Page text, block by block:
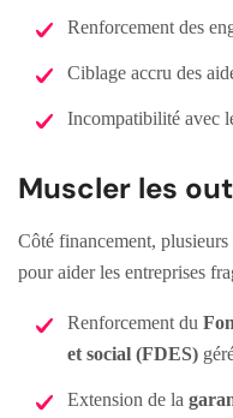
Renforcement des
Ciblage accru des
Incompatibilité avec
Muscler les
Côté financement,
pour aider les entreprises
Renforcement du
et social (FDES)
Extension de la